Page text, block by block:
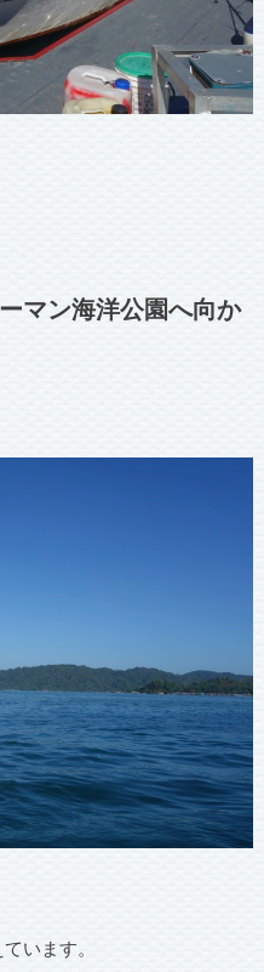
マン海洋公園へ向か
います。